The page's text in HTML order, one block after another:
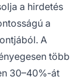
a hirdetés
a
A
több
30–40%-át